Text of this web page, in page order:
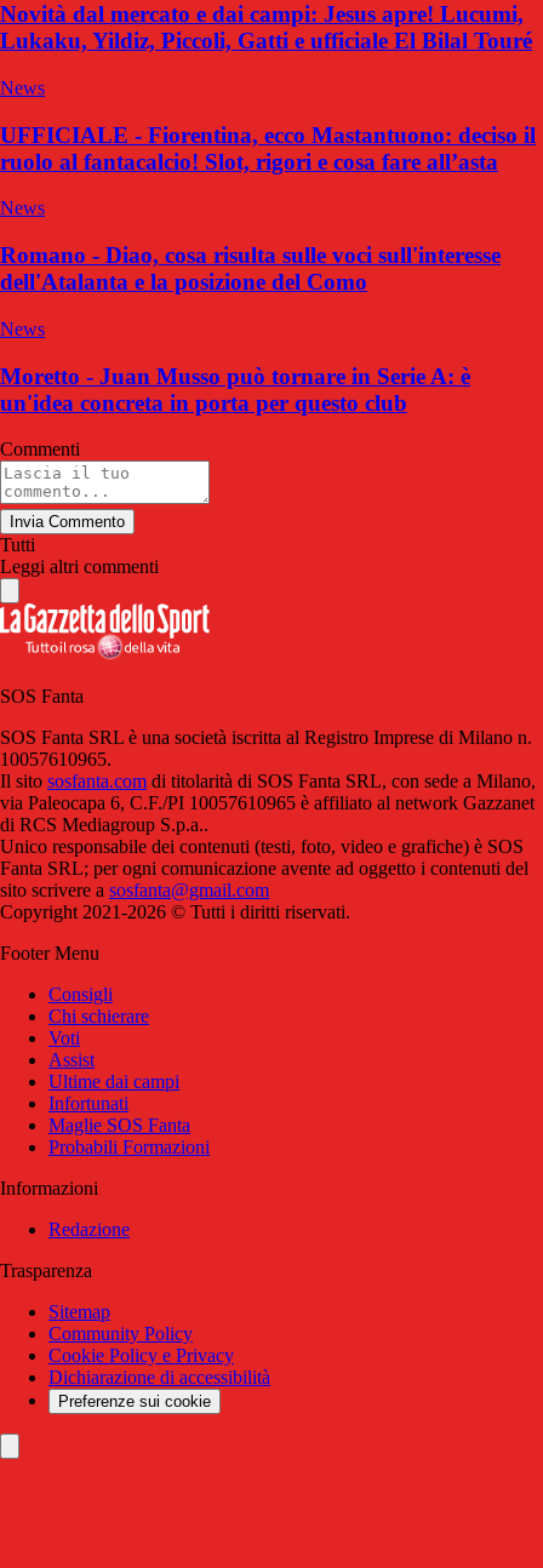
Novità dal mercato e dai campi: Jesus apre! Lucumi,
Lukaku, Yildiz, Piccoli, Gatti e ufficiale El Bilal Touré
News
UFFICIALE - Fiorentina, ecco Mastantuono: deciso il
ruolo al fantacalcio! Slot, rigori e cosa fare all’asta
News
Romano - Diao, cosa risulta sulle voci sull'interesse
dell'Atalanta e la posizione del Como
News
Moretto - Juan Musso può tornare in Serie A: è
un'idea concreta in porta per questo club
Commenti
Invia Commento
Tutti
Leggi altri commenti
SOS Fanta
SOS Fanta SRL è una società iscritta al Registro Imprese di Milano n.
10057610965.
Il sito sosfanta.com di titolarità di SOS Fanta SRL, con sede a Milano,
via Paleocapa 6, C.F./PI 10057610965 è affiliato al network Gazzanet
di RCS Mediagroup S.p.a..
Unico responsabile dei contenuti (testi, foto, video e grafiche) è SOS
Fanta SRL; per ogni comunicazione avente ad oggetto i contenuti del
sito scrivere a sosfanta@gmail.com
Copyright 2021-2026 © Tutti i diritti riservati.
Footer Menu
Consigli
Chi schierare
Voti
Assist
Ultime dai campi
Infortunati
Maglie SOS Fanta
Probabili Formazioni
Informazioni
Redazione
Trasparenza
Sitemap
Community Policy
Cookie Policy e Privacy
Dichiarazione di accessibilità
Preferenze sui cookie